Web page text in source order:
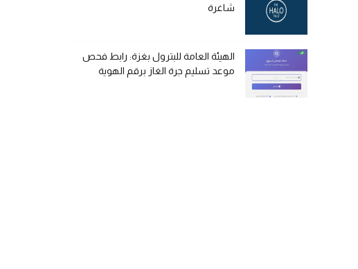
شاغرة
الهيئة العامة للبترول بغزة: رابط فحص
موعد تسليم جرة الغاز برقم الهوية